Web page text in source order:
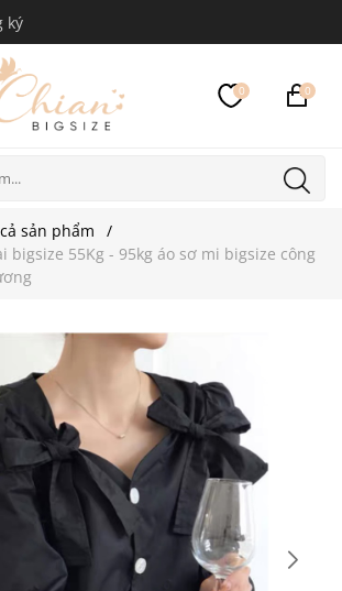
ký
0 0
sản phẩm
bigsize 55Kg - 95kg áo sơ mi bigsize công